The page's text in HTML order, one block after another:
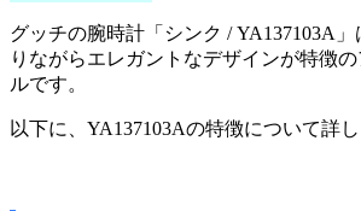
グッチの腕時計「シンク / YA137103A
りながらエレガントなデザインが特徴
ルです。
以下に、YA137103Aの特徴について詳し